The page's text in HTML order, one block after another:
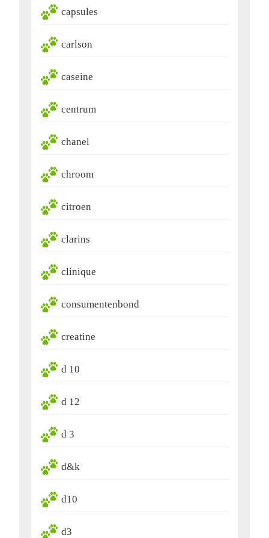
capsules
carlson
caseine
centrum
chanel
chroom
citroen
clarins
clinique
consumentenbond
creatine
d 10
d 12
d 3
d&k
d10
d3